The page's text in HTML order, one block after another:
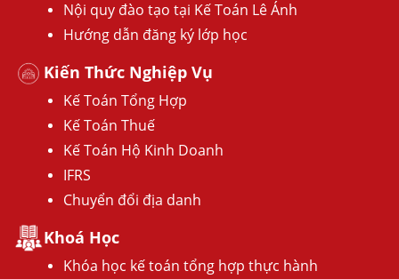
Nội quy đào tạo tại Kế Toán Lê Ánh
Hướng dẫn đăng ký lớp học
Kiến Thức Nghiệp Vụ
Kế Toán Tổng Hợp
Kế Toán Thuế
Kế Toán Hộ Kinh Doanh
IFRS
Chuyển đổi địa danh
Khoá Học
Khóa học kế toán tổng hợp thực hành